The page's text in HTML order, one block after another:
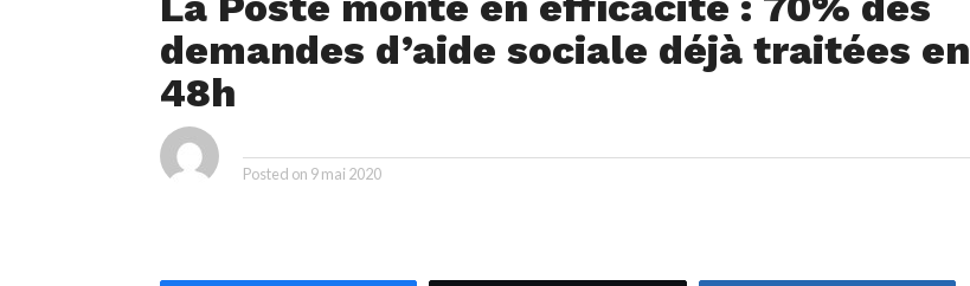
demandes d’aide sociale déjà traitées en
48h
Posted on 9 mai 2020